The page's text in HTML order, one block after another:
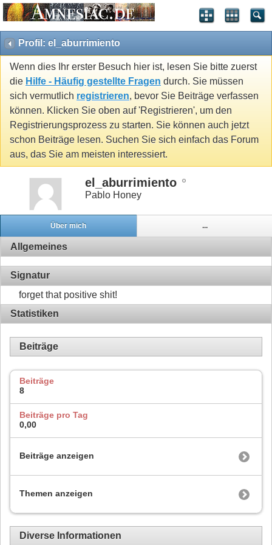
Profil: el_aburrimiento
Wenn dies Ihr erster Besuch hier ist, lesen Sie bitte zuerst
die Hilfe - Häufig gestellte Fragen durch. Sie müssen
sich vermutlich registrieren, bevor Sie Beiträge verfassen
können. Klicken Sie oben auf 'Registrieren', um den
Registrierungsprozess zu starten. Sie können auch jetzt
schon Beiträge lesen. Suchen Sie sich einfach das Forum
aus, das Sie am meisten interessiert.
el_aburrimiento
Pablo Honey
Über mich ...
Allgemeines
Signatur
forget that positive shit!
Statistiken
Beiträge
Beiträge
8
Beiträge pro Tag
0,00
Beiträge anzeigen
Themen anzeigen
Diverse Informationen